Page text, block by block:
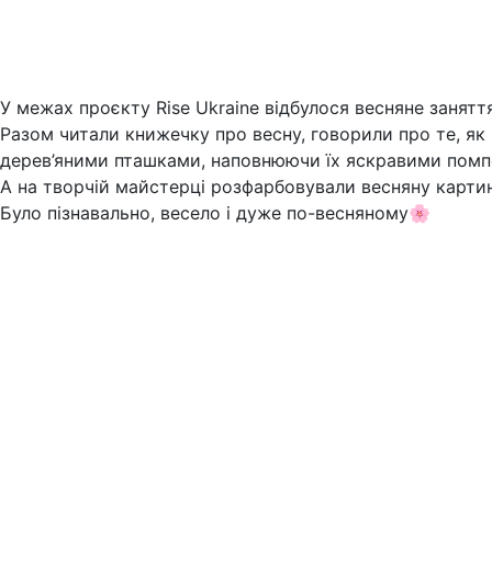
У межах проєкту Rise Ukraine відбулося весняне
Разом читали книжечку про весну, говорили про те,
дерев’яними пташками, наповнюючи їх яскравими
А на творчій майстерці розфарбовували весняну
Було пізнавально, весело і дуже по-весняному🌸